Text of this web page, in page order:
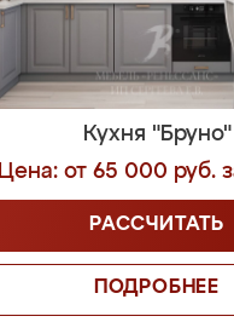
Кухня "Бруно"
Цена: от 65 000 руб.
РАССЧИТАТЬ
ПОДРОБНЕЕ